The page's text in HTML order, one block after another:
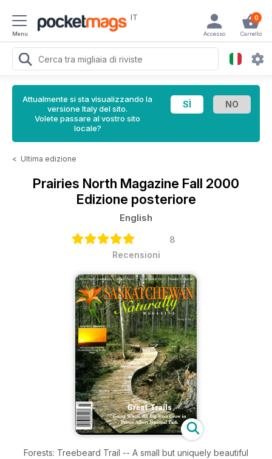
Menu
IT 0
Carrello
Accesso
Attualmente si sta visualizzando la
versione Italy del sito.
Volete passare al vostro sito
locale?
< Ultima edizione
Prairies North Magazine Fall 2000
Edizione posteriore
English
8
Recensioni
Forests: Treebeard Trail -- A small but uniquely beautiful